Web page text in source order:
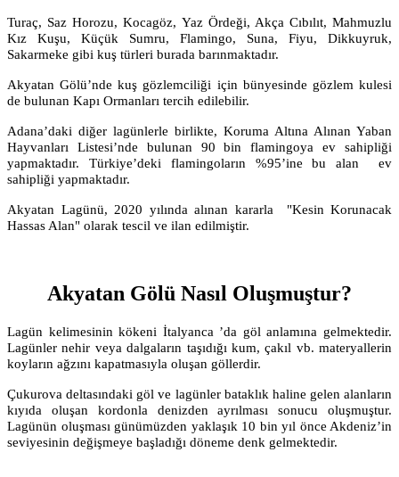
Turaç, Saz Horozu, Kocagöz, Yaz Ördeği, Akça Cıbılıt, Mahmuzlu
Kız Kuşu, Küçük Sumru, Flamingo, Suna, Fiyu, Dikkuyruk,
Sakarmeke gibi kuş türleri burada barınmaktadır.
Akyatan Gölü’nde kuş gözlemciliği için bünyesinde gözlem kulesi
de bulunan Kapı Ormanları tercih edilebilir.
Adana’daki diğer lagünlerle birlikte, Koruma Altına Alınan Yaban
Hayvanları Listesi’nde bulunan 90 bin flamingoya ev sahipliği
yapmaktadır. Türkiye’deki flamingoların %95’ine bu alan ev
sahipliği yapmaktadır.
Akyatan Lagünü, 2020 yılında alınan kararla "Kesin Korunacak
Hassas Alan" olarak tescil ve ilan edilmiştir.
Akyatan Gölü Nasıl Oluşmuştur?
Lagün kelimesinin kökeni İtalyanca ’da göl anlamına gelmektedir.
Lagünler nehir veya dalgaların taşıdığı kum, çakıl vb. materyallerin
koyların ağzını kapatmasıyla oluşan göllerdir.
Çukurova deltasındaki göl ve lagünler bataklık haline gelen alanların
kıyıda oluşan kordonla denizden ayrılması sonucu oluşmuştur.
Lagünün oluşması günümüzden yaklaşık 10 bin yıl önce Akdeniz’in
seviyesinin değişmeye başladığı döneme denk gelmektedir.